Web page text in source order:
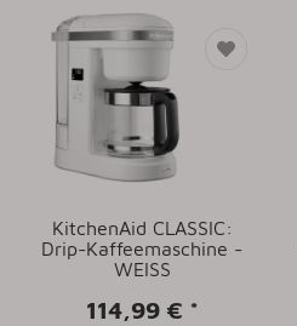
KitchenAid CLASSIC:
Drip-Kaffeemaschine -
WEISS
114,99 € *